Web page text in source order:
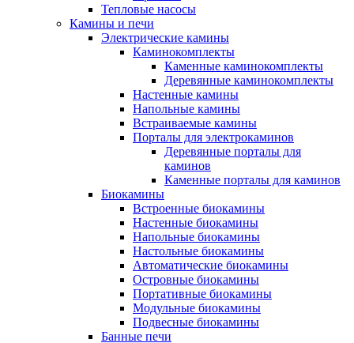
Тепловые насосы
Камины и печи
Электрические камины
Каминокомплекты
Каменные каминокомплекты
Деревянные каминокомплекты
Настенные камины
Напольные камины
Встраиваемые камины
Порталы для электрокаминов
Деревянные порталы для
каминов
Каменные порталы для каминов
Биокамины
Встроенные биокамины
Настенные биокамины
Напольные биокамины
Настольные биокамины
Автоматические биокамины
Островные биокамины
Портативные биокамины
Модульные биокамины
Подвесные биокамины
Банные печи